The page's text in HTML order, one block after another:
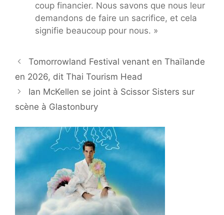
coup financier. Nous savons que nous leur
demandons de faire un sacrifice, et cela
signifie beaucoup pour nous. »
Tomorrowland Festival venant en Thaïlande
en 2026, dit Thai Tourism Head
Ian McKellen se joint à Scissor Sisters sur
scène à Glastonbury